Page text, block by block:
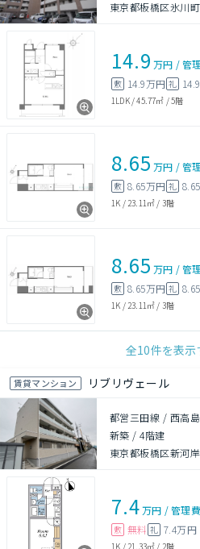
東京都板橋区氷川
14.9 万円 /管
敷 14.9万円 礼
1LDK/45.77㎡ /5階
8.65 万円 /管
敷 8.65万円 礼
1K / 23.11㎡ / 3階
8.65 万円 /管
敷 8.65万円 礼
1K / 23.11㎡ / 3階
全10件を表示
賃貸マンション リブリヴェール
都営三田線 / 西高
新築 /4階建
東京都板橋区新河
7.4万円 /管理費
敷 無料 礼 7.4万円
1K / 21.33㎡ / 2階